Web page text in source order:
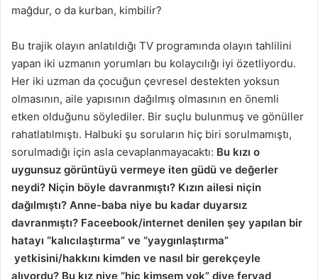
mağdur, o da kurban, kimbilir?
Bu trajik olayın anlatıldığı TV programında olayın tahlilini
yapan iki uzmanın yorumları bu kolaycılığı iyi özetliyordu.
Her iki uzman da çocuğun çevresel destekten yoksun
olmasının, aile yapısının dağılmış olmasının en önemli
etken olduğunu söylediler. Bir suçlu bulunmuş ve gönüller
rahatlatılmıştı. Halbuki şu soruların hiç biri sorulmamıştı,
sorulmadığı için asla cevaplanmayacaktı: Bu kızı o
uygunsuz görüntüyü vermeye iten güdü ve değerler
neydi? Niçin böyle davranmıştı? Kızın ailesi niçin
dağılmıştı? Anne-baba niye bu kadar duyarsız
davranmıştı? Faceebook/internet denilen şey yapılan bir
hatayı “kalıcılaştırma” ve “yaygınlaştırma”
yetkisini/hakkını kimden ve nasıl bir gerekçeyle
alıyordu? Bu kız niye “hiç kimsem yok” diye feryad